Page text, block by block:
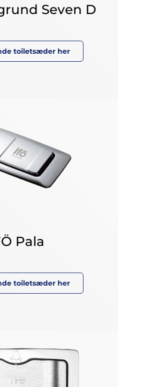
Seven D
toiletsæder her
Pala
toiletsæder her